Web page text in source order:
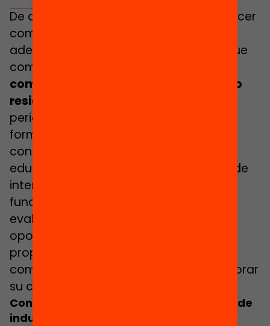
De ahí que consideremos que para ejercer
como docente en cualquier centro,
además de la formación académica que
combine teoría y práctica,
completar un año de formación como
residente en un centro
periodo de formación y evaluación
formativa para el novel previo a su
contratación laboral en un centro
educativo, a la integración en la bolsa de
interinos y, en definitiva, al acceso a la
función docente. En caso de que la
evaluación sea desfavorable, sería
oportuno facilitar al participante
propuestas de formación
complementarias para que pueda mejorar
su calidad como docente.
Consideraciones para un buen sistema de
inducción